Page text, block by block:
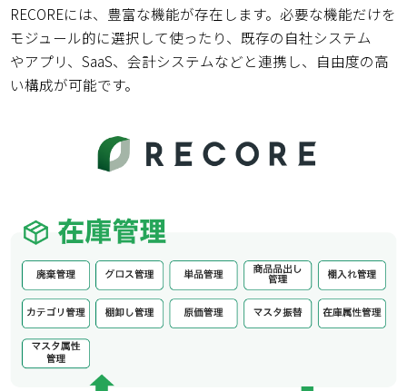
RECOREには、豊富な機能が存在します。必要な機能だけを
モジュール的に選択して使ったり、既存の自社システム
やアプリ、SaaS、会計システムなどと連携し、自由度の高
い構成が可能です。